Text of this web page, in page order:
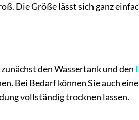
Die Größe lässt sich ganz
den Wassertank und den
Bei Bedarf können Sie auch
vollständig trocknen lassen.